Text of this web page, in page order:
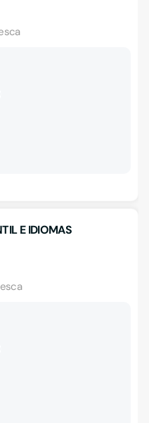
E IDIOMAS